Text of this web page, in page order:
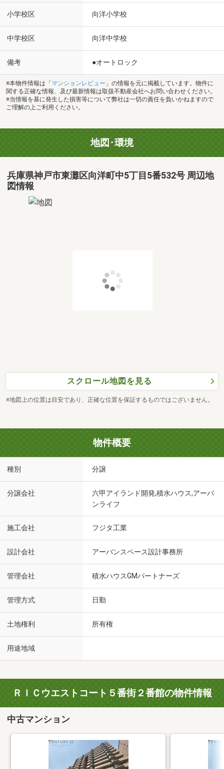
小学校区 向洋小学校
中学校区 向洋中学校
備考 ●オートロック
※本物件情報は「 マンションレビュー 」の情報を元に掲載しています。物件に
関する正確な情報、及び最新情報は取扱不動産会社へお問い合わせください。
※当情報を基に発生した損害等について弊社は一切の責任を負いかねますので
ご理解の上ご利用ください。
地図･環境
兵庫県神戸市東灘区向洋町中5丁目5番532号 周辺地
図情報
スクロール地図を見る
※地図上の位置は目安であり、正確な位置を保証するものではございません。
物件概要
種別 分譲
分譲会社
六甲アイランド開発,積水ハウス,アーバ
ンライフ
施工会社 フジタ工業
設計会社 アーバンスペース設計事務所
管理会社 積水ハウスGMパートナーズ
管理方式 日勤
土地権利 所有権
用途地域
ＲＩＣウエストコート５番街２番館の物件情報
中古マンション